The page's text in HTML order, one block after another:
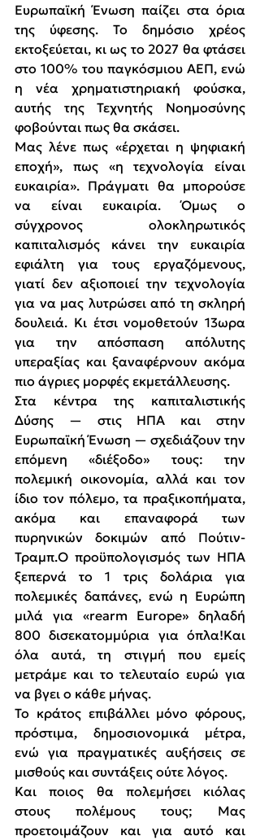
Ευρωπαϊκή Ένωση παίζει στα όρια
της ύφεσης. Το δημόσιο χρέος
εκτοξεύεται, κι ως το 2027 θα φτάσει
στο 100% του παγκόσμιου ΑΕΠ, ενώ
η νέα χρηματιστηριακή φούσκα,
αυτής της Τεχνητής Νοημοσύνης
φοβούνται πως θα σκάσει.
Μας λένε πως «έρχεται η ψηφιακή
εποχή», πως «η τεχνολογία είναι
ευκαιρία». Πράγματι θα μπορούσε
να είναι ευκαιρία. Όμως ο
σύγχρονος ολοκληρωτικός
καπιταλισμός κάνει την ευκαιρία
εφιάλτη για τους εργαζόμενους,
γιατί δεν αξιοποιεί την τεχνολογία
για να μας λυτρώσει από τη σκληρή
δουλειά. Κι έτσι νομοθετούν 13ωρα
για την απόσπαση απόλυτης
υπεραξίας και ξαναφέρνουν ακόμα
πιο άγριες μορφές εκμετάλλευσης.
Στα κέντρα της καπιταλιστικής
Δύσης — στις ΗΠΑ και στην
Ευρωπαϊκή Ένωση — σχεδιάζουν την
επόμενη «διέξοδο» τους: την
πολεμική οικονομία, αλλά και τον
ίδιο τον πόλεμο, τα πραξικοπήματα,
ακόμα και επαναφορά των
πυρηνικών δοκιμών από Πούτιν-
Τραμπ.Ο προϋπολογισμός των ΗΠΑ
ξεπερνά το 1 τρις δολάρια για
πολεμικές δαπάνες, ενώ η Ευρώπη
μιλά για «rearm Europe» δηλαδή
800 δισεκατομμύρια για όπλα!Και
όλα αυτά, τη στιγμή που εμείς
μετράμε και το τελευταίο ευρώ για
να βγει ο κάθε μήνας.
Το κράτος επιβάλλει μόνο φόρους,
πρόστιμα, δημοσιονομικά μέτρα,
ενώ για πραγματικές αυξήσεις σε
μισθούς και συντάξεις ούτε λόγος.
Και ποιος θα πολεμήσει κιόλας
στους πολέμους τους; Μας
προετοιμάζουν και για αυτό και